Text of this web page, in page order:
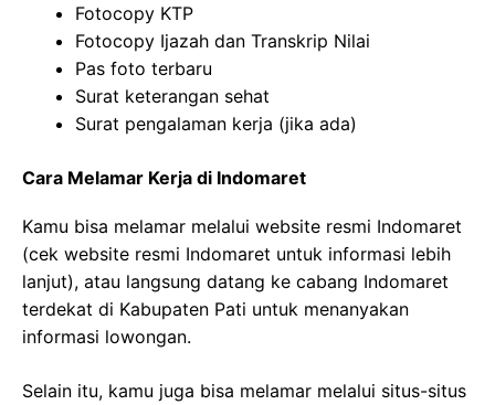
Fotocopy KTP
Fotocopy Ijazah dan Transkrip Nilai
Pas foto terbaru
Surat keterangan sehat
Surat pengalaman kerja (jika ada)
Cara Melamar Kerja di Indomaret
Kamu bisa melamar melalui website resmi Indomaret
(cek website resmi Indomaret untuk informasi lebih
lanjut), atau langsung datang ke cabang Indomaret
terdekat di Kabupaten Pati untuk menanyakan
informasi lowongan.
Selain itu, kamu juga bisa melamar melalui situs-situs